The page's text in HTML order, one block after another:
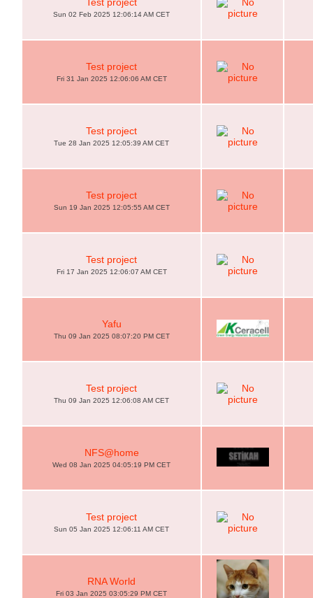
Sun 02 Feb 2025 12:06:14 AM CET
Test project
Fri 31 Jan 2025 12:06:06 AM CET
Test project
Tue 28 Jan 2025 12:05:39 AM CET
Test project
Sun 19 Jan 2025 12:05:55 AM CET
Test project
Fri 17 Jan 2025 12:06:07 AM CET
Yafu
Thu 09 Jan 2025 08:07:20 PM CET
Test project
Thu 09 Jan 2025 12:06:08 AM CET
NFS@home
Wed 08 Jan 2025 04:05:19 PM CET
Test project
Sun 05 Jan 2025 12:06:11 AM CET
RNA World
Fri 03 Jan 2025 03:05:29 PM CET